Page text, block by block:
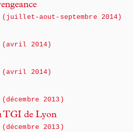
aout-septembre 2014)
(avril 2014)
(avril 2014)
2013)
TGI de Lyon
2013)